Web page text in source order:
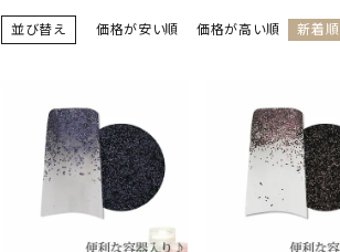
ケア用品・衛生対策
並び替え 価格が安い順 価格が高い順 新着順